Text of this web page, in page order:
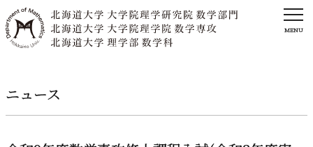
MENU
ニュース